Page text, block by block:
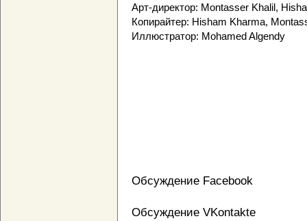
Арт-директор: Montasser Khalil,
Копирайтер: Hisham Kharma,
Иллюстратор: Mohamed Algendy
Обсуждение Facebook
Обсуждение VKontakte